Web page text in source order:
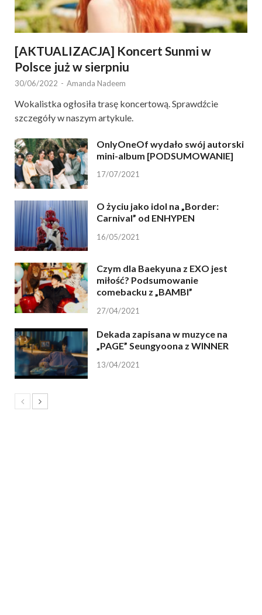
[AKTUALIZACJA] Koncert Sunmi w
Polsce już w sierpniu
30/06/2022 - Amanda Nadeem
Wokalistka ogłosiła trasę koncertową. Sprawdźcie
szczegóły w naszym artykule.
OnlyOneOf wydało swój autorski
mini-album [PODSUMOWANIE]
17/07/2021
O życiu jako idol na „Border:
Carnival” od ENHYPEN
16/05/2021
Czym dla Baekyuna z EXO jest
miłość? Podsumowanie
comebacku z „BAMBI”
27/04/2021
Dekada zapisana w muzyce na
„PAGE” Seungyoona z WINNER
13/04/2021